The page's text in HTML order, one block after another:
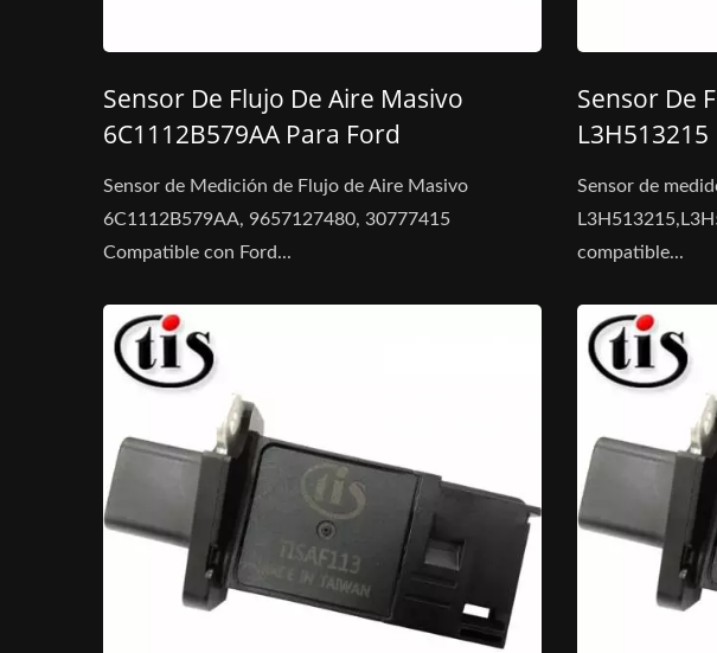
Sensor De Flujo De Aire Masivo
6C1112B579AA Para Ford
Sensor de Medición de Flujo de Aire Masivo
6C1112B579AA, 9657127480, 30777415
Compatible con Ford...
Sensor De
Sensor de
compatible...